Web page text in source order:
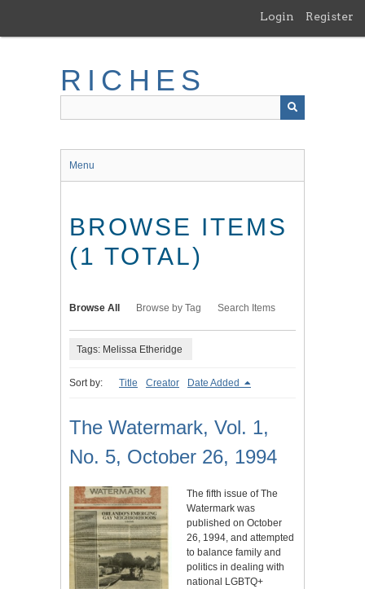
main
Login Register
RICHES
Menu
BROWSE ITEMS
(1 TOTAL)
Browse All Browse by Tag Search Items
Tags: Melissa Etheridge
Sort by: Title Creator Date Added
The Watermark, Vol. 1,
No. 5, October 26, 1994
The fifth issue of The
Watermark was
published on October
26, 1994, and attempted
to balance family and
politics in dealing with
national LGBTQ+